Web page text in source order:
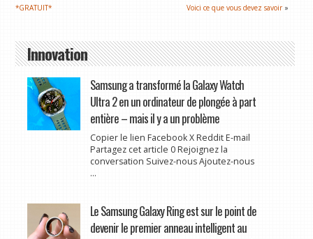
*GRATUIT*
Voici ce que vous devez savoir »
Innovation
Samsung a transformé la Galaxy Watch
Ultra 2 en un ordinateur de plongée à part
entière – mais il y a un problème
Copier le lien Facebook X Reddit E-mail
Partagez cet article 0 Rejoignez la
conversation Suivez-nous Ajoutez-nous
...
Le Samsung Galaxy Ring est sur le point de
devenir le premier anneau intelligent au